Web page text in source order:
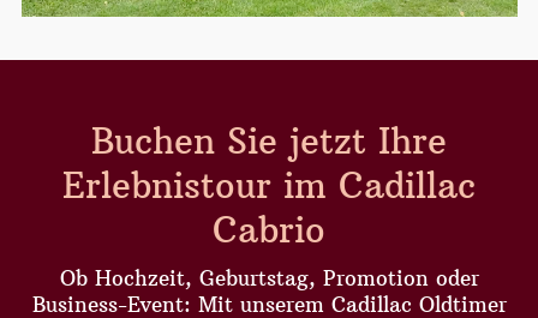
Buchen Sie jetzt Ihre
Erlebnistour im Cadillac
Cabrio
Ob Hochzeit, Geburtstag, Promotion oder
Business-Event: Mit unserem Cadillac Oldtimer